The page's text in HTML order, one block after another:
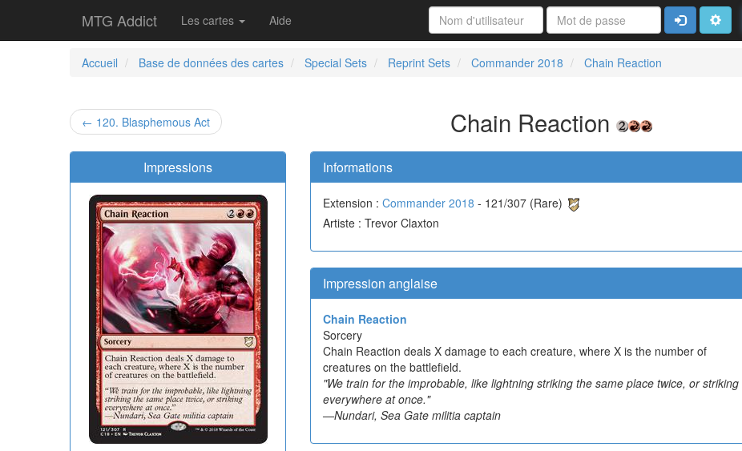
MTG Addict Les cartes Aide
Connexion
Accueil
Base de données des cartes Special Sets Reprint Sets Commander 2018 Chain Reaction
← 120. Blasphemous Act Chain Reaction
Impressions Informations
Extension : Commander 2018 - 121/307 (Rare)
Artiste : Trevor Claxton
Impression anglaise
Chain Reaction
Sorcery
Chain Reaction deals X damage to each creature, where X is the number of
creatures on the battlefield.
"We train for the improbable, like lightning striking the same place twice, or striking
everywhere at once."
—Nundari, Sea Gate militia captain